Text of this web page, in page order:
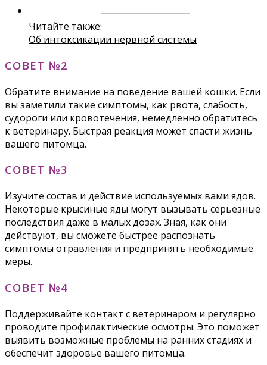
Читайте также:
Об интоксикации нервной системы
СОВЕТ №2
Обратите внимание на поведение вашей кошки. Если
вы заметили такие симптомы, как рвота, слабость,
судороги или кровотечения, немедленно обратитесь
к ветеринару. Быстрая реакция может спасти жизнь
вашего питомца.
СОВЕТ №3
Изучите состав и действие используемых вами ядов.
Некоторые крысиные яды могут вызывать серьезные
последствия даже в малых дозах. Зная, как они
действуют, вы сможете быстрее распознать
симптомы отравления и предпринять необходимые
меры.
СОВЕТ №4
Поддерживайте контакт с ветеринаром и регулярно
проводите профилактические осмотры. Это поможет
выявить возможные проблемы на ранних стадиях и
обеспечит здоровье вашего питомца.